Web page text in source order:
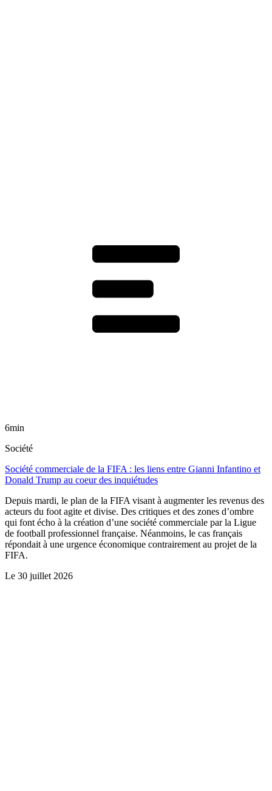
6min
Société
Société commerciale de la FIFA : les liens entre Gianni Infantino et
Donald Trump au coeur des inquiétudes
Depuis mardi, le plan de la FIFA visant à augmenter les revenus des
acteurs du foot agite et divise. Des critiques et des zones d’ombre
qui font écho à la création d’une société commerciale par la Ligue
de football professionnel française. Néanmoins, le cas français
répondait à une urgence économique contrairement au projet de la
FIFA.
Le 30 juillet 2026